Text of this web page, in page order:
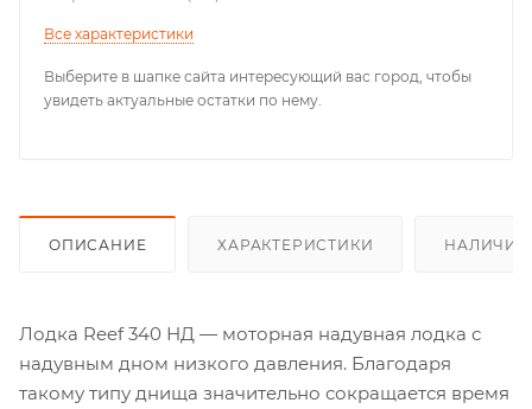
Все характеристики
Выберите в шапке сайта интересующий вас город, чтобы
увидеть актуальные остатки по нему.
ОПИСАНИЕ ХАРАКТЕРИСТИКИ НАЛИЧИЕ
Лодка Reef 340 НД — моторная надувная лодка с
надувным дном низкого давления. Благодаря
такому типу днища значительно сокращается время